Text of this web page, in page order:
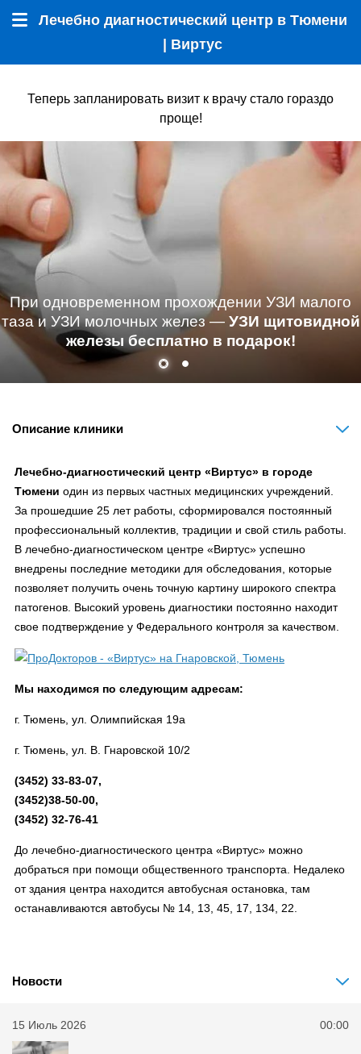
Лечебно диагностический центр в Тюмени
| Виртус
Теперь запланировать визит к врачу стало гораздо
проще!
При одновременном прохождении УЗИ малого
таза и УЗИ молочных желез — УЗИ щитовидной
железы бесплатно в подарок!
Описание клиники
Лечебно-диагностический центр «Виртус» в городе
Тюмени один из первых частных медицинских учреждений.
За прошедшие 25 лет работы, сформировался постоянный
профессиональный коллектив, традиции и свой стиль работы.
В лечебно-диагностическом центре «Виртус» успешно
внедрены последние методики для обследования, которые
позволяет получить очень точную картину широкого спектра
патогенов. Высокий уровень диагностики постоянно находит
свое подтверждение у Федерального контроля за качеством.
Мы находимся по следующим адресам:
г. Тюмень, ул. Олимпийская 19а
г. Тюмень, ул. В. Гнаровской 10/2
(3452) 33-83-07,
(3452)38-50-00,
(3452) 32-76-41
До лечебно-диагностического центра «Виртус» можно
добраться при помощи общественного транспорта. Недалеко
от здания центра находится автобусная остановка, там
останавливаются автобусы № 14, 13, 45, 17, 134, 22.
Новости
15 Июль 2026 00:00